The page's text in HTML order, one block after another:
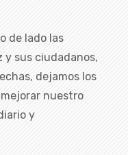
de lado las
y sus ciudadanos,
dejamos los
nuestro
y